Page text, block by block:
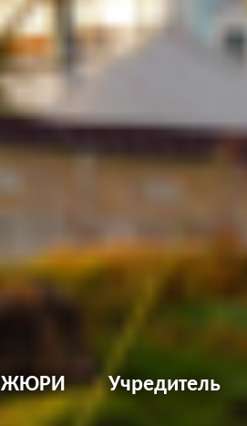
ЖЮРИ Учредитель